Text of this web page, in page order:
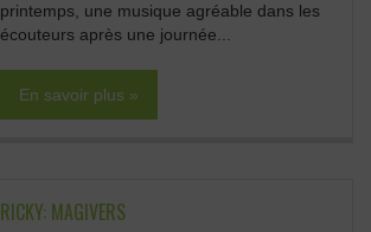
printemps, une musique agréable dans les
écouteurs après une journée...
En savoir plus »
RICKY: MAGIVERS